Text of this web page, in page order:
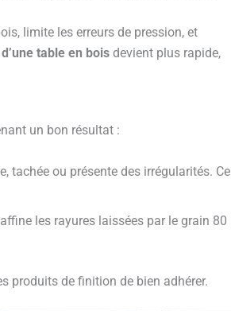
limite les erreurs de pression, et
table en boisdevient plus rapide,
un bon résultat :
tachée ou présente des irrégularités. Ce
les rayures laissées par le grain 80
produits de finition de bien adhérer.